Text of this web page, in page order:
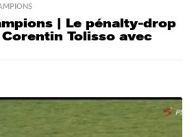
| Le pénalty-drop
Tolisso avec